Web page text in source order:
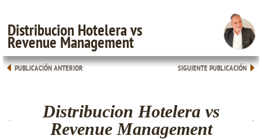
Distribucion Hotelera vs
Revenue Management
PUBLICACIÓN ANTERIOR SIGUIENTE PUBLICACIÓN
Distribucion Hotelera vs
Revenue Management